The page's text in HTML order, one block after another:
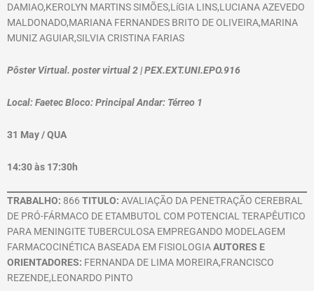
DAMIAO,KEROLYN MARTINS SIMÕES,LíGIA LINS,LUCIANA AZEVEDO
MALDONADO,MARIANA FERNANDES BRITO DE OLIVEIRA,MARINA
MUNIZ AGUIAR,SILVIA CRISTINA FARIAS
Pôster Virtual. poster virtual 2 | PEX.EXT.UNI.EPO.916
Local: Faetec Bloco: Principal Andar: Térreo 1
31 May / QUA
14:30 às 17:30h
TRABALHO: 866 TITULO: AVALIAÇÃO DA PENETRAÇÃO CEREBRAL
DE PRÓ-FÁRMACO DE ETAMBUTOL COM POTENCIAL TERAPÊUTICO
PARA MENINGITE TUBERCULOSA EMPREGANDO MODELAGEM
FARMACOCINÉTICA BASEADA EM FISIOLOGIAAUTORES E
ORIENTADORES: FERNANDA DE LIMA MOREIRA,FRANCISCO
REZENDE,LEONARDO PINTO